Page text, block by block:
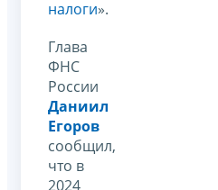
налоги».
Глава
ФНС
России
Даниил
Егоров
сообщил,
что в
2024